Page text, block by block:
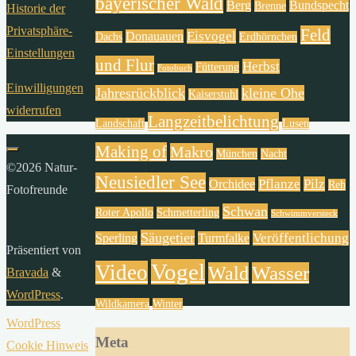
Berg Brenne Bundspecht
Dachs Donauauen Eisvogel Erdhörnchen Feld
und Flur Fotobuch Fütterung Herbst
Jahresrückblick Kaiserstuhl kleine Ohe
Landschaft Langzeitbelichtung Lusen
Making ofMakro München Nacht
Neusiedler See Orchidee Pflanze Pilz Reh
Roter Apollo Schmetterling Schwan Schwimmversteck
Sperling Säugetier Turmfalke Veröffentlichung
VideoVogel WaldWasser
Wildkamera Winter
Meta
Historie der
Privatsphäre-
Einstellungen
Einwilligungen
widerrufen
©2026 Natur-
Fotofreunde
Präsentiert von
Bravada &
WordPress.
WordPress
Cookie Hinweis